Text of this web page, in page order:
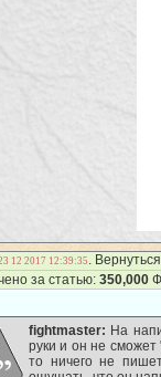
12 2017 12:39:35 .
за статью: 350,000
fightmaster: На
руки и он не сможет
то ничего не